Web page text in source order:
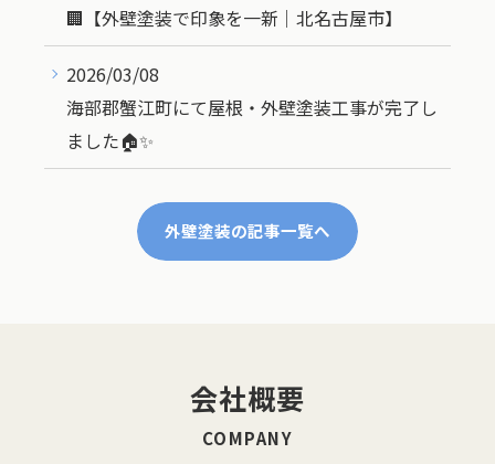
🏢【外壁塗装で印象を一新｜北名古屋市】
2026/03/08
海部郡蟹江町にて屋根・外壁塗装工事が完了し
ました🏠✨
外壁塗装の記事一覧へ
会社概要
COMPANY